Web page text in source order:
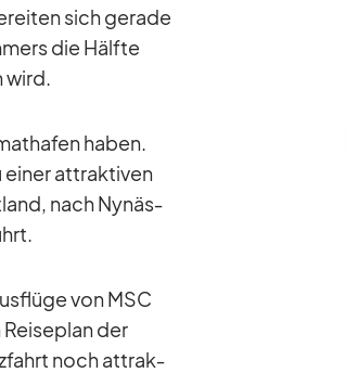
sich ge­rade
die Hälfte
wird.
ha­ben.
ei­ner at­trak­ti­ven
nach Ny­näs­
von MSC
der
noch at­trak­